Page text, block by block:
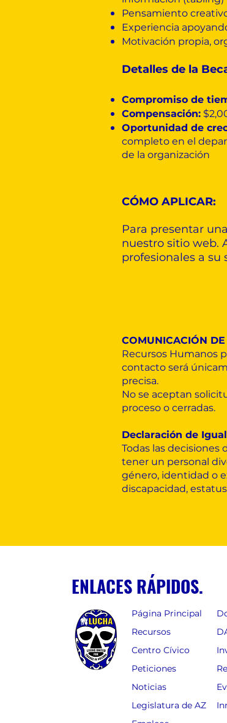
Pensamiento
Experiencia
Motivación propia,
Detalles de la
Compromiso de
Compensación:
Oportunidad de
completo en el
de la organización
CÓMO APLICAR:
Para presentar
nuestro sitio web.
profesionales a su
COMUNICACIÓN
Recursos Humanos
contacto será
precisa.
No se aceptan
proceso o cerradas.
Declaración de
Todas las decisiones
tener un personal
género, identidad o
discapacidad,
ENLACES RÁPIDOS.
Página Principal
Recursos
Centro Cívico
Peticiones
Noticias
Legislatura de AZ